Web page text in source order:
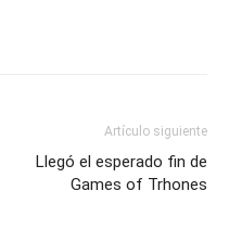
Artículo siguiente
Llegó el esperado fin de
Games of Trhones